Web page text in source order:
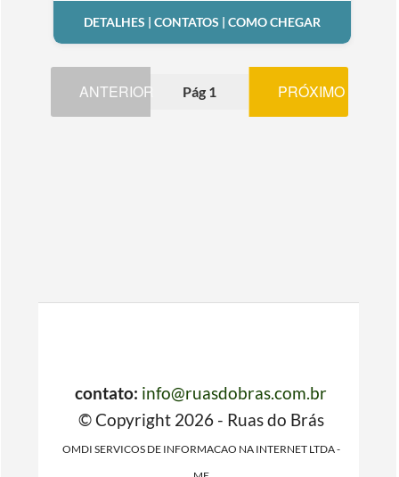
DETALHES | CONTATOS | COMO CHEGAR
ANTERIOR Pág 1 PRÓXIMO
contato: info@ruasdobras.com.br
© Copyright 2026 - Ruas do Brás
OMDI SERVICOS DE INFORMACAO NA INTERNET LTDA -